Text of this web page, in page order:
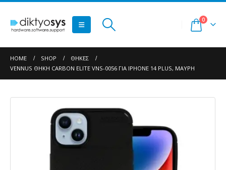
0
HOME SHOP
ΘΉΚΕΣ
VENNUS ΘΉΚΗ CARBON ELITE VNS-0056 ΓΙΑ IPHONE 14 PLUS, ΜΑΎΡΗ